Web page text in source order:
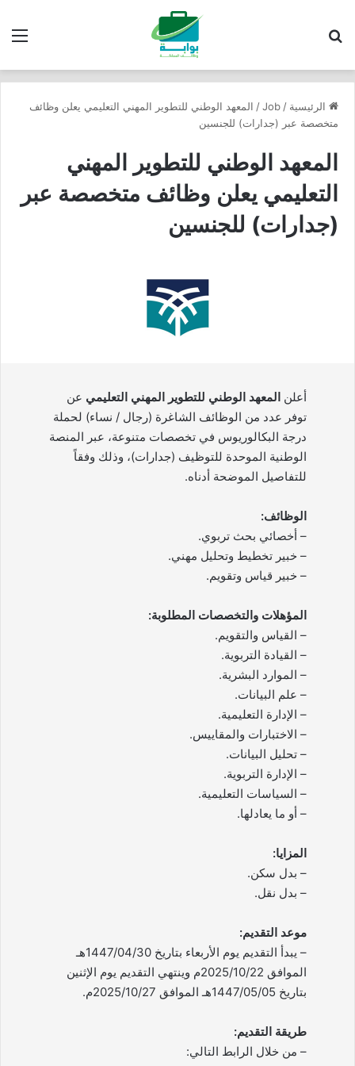
الرئيسية /
Job
/ المعهد الوطني للتطوير المهني التعليمي يعلن وظائف
متخصصة عبر (جدارات) للجنسين
المعهد الوطني للتطوير المهني
التعليمي يعلن وظائف متخصصة عبر
(جدارات) للجنسين
أعلن المعهد الوطني للتطوير المهني التعليمي عن
توفر عدد من الوظائف الشاغرة (رجال / نساء) لحملة
درجة البكالوريوس في تخصصات متنوعة، عبر المنصة
الوطنية الموحدة للتوظيف (جدارات)، وذلك وفقاً
للتفاصيل الموضحة أدناه.
الوظائف:
– أخصائي بحث تربوي.
– خبير تخطيط وتحليل مهني.
– خبير قياس وتقويم.
المؤهلات والتخصصات المطلوبة:
– القياس والتقويم.
– القيادة التربوية.
– الموارد البشرية.
– علم البيانات.
– الإدارة التعليمية.
– الاختبارات والمقاييس.
– تحليل البيانات.
– الإدارة التربوية.
– السياسات التعليمية.
– أو ما يعادلها.
المزايا:
– بدل سكن.
– بدل نقل.
موعد التقديم:
– يبدأ التقديم يوم الأربعاء بتاريخ 1447/04/30هـ
الموافق 2025/10/22م وينتهي التقديم يوم الإثنين
بتاريخ 1447/05/05هـ الموافق 2025/10/27م.
طريقة التقديم:
– من خلال الرابط التالي: